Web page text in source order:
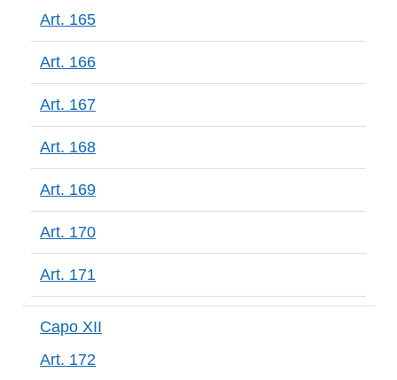
Art. 165
Art. 166
Art. 167
Art. 168
Art. 169
Art. 170
Art. 171
Capo XII
Art. 172